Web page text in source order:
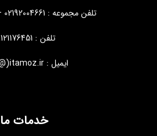
تلفن مجموعه : 02192004661 – 02192004662
تلفن : 09121176451
ایمیل : Info(@)itamoz.ir
خدمات ما